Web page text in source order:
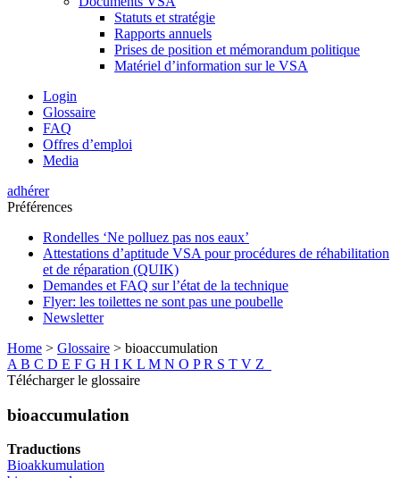
Statuts et stratégie
Rapports annuels
Prises de position et mémorandum politique
Matériel d’information sur le VSA
Login
Glossaire
FAQ
Offres d’emploi
Media
adhérer
Préférences
Rondelles ‘Ne polluez pas nos eaux’
Attestations d’aptitude VSA pour procédures de réhabilitation
et de réparation (QUIK)
Demandes et FAQ sur l’état de la technique
Flyer: les toilettes ne sont pas une poubelle
Newsletter
Home > Glossaire > bioaccumulation
A B C D E F G H I K L M N O PR S T V Z
Télécharger le glossaire
bioaccumulation
Traductions
Bioakkumulation